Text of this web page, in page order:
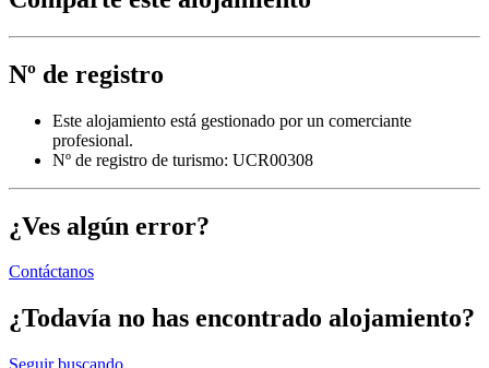
Nº de registro
Este alojamiento está gestionado por un comerciante
profesional.
Nº de registro de turismo: UCR00308
¿Ves algún error?
Contáctanos
¿Todavía no has encontrado alojamiento?